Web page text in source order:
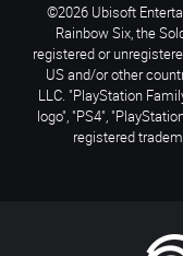
©2026 Ubisoft
Rainbow Six, the
registered or
US and/or other
LLC. "PlayStation
logo", "PS4",
registered